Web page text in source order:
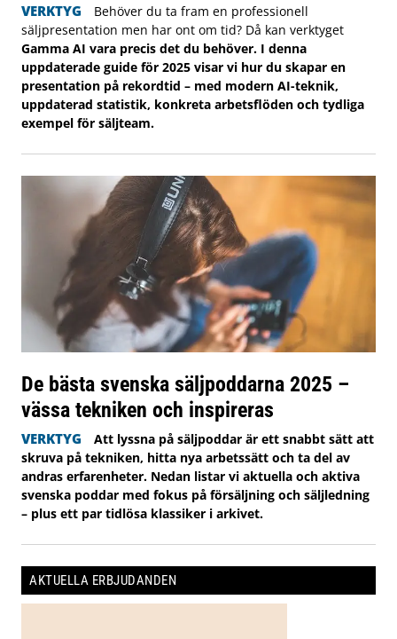
VERKTYG
Behöver du ta fram en professionell
säljpresentation men har ont om tid? Då kan verktyget
Gamma AI vara precis det du behöver. I denna
uppdaterade guide för 2025 visar vi hur du skapar en
presentation på rekordtid – med modern AI-teknik,
uppdaterad statistik, konkreta arbetsflöden och tydliga
exempel för säljteam.
De bästa svenska säljpoddarna 2025 –
vässa tekniken och inspireras
VERKTYG
Att lyssna på säljpoddar är ett snabbt sätt att
skruva på tekniken, hitta nya arbetssätt och ta del av
andras erfarenheter. Nedan listar vi aktuella och aktiva
svenska poddar med fokus på försäljning och säljledning
– plus ett par tidlösa klassiker i arkivet.
AKTUELLA ERBJUDANDEN